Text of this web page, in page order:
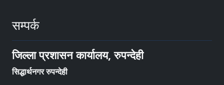
सम्पर्क
जिल्ला प्रशासन कार्यालय, रुपन्देही
सिद्धार्थनगर रुपन्देही